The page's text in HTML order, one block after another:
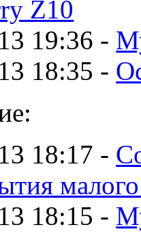
Z10
19:36 -
18:35 -
18:17 -
18:15 -